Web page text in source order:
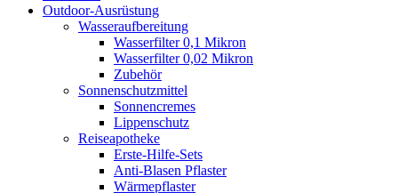
Outdoor-Ausrüstung
Wasseraufbereitung
Wasserfilter 0,1 Mikron
Wasserfilter 0,02 Mikron
Zubehör
Sonnenschutzmittel
Sonnencremes
Lippenschutz
Reiseapotheke
Erste-Hilfe-Sets
Anti-Blasen Pflaster
Wärmepflaster